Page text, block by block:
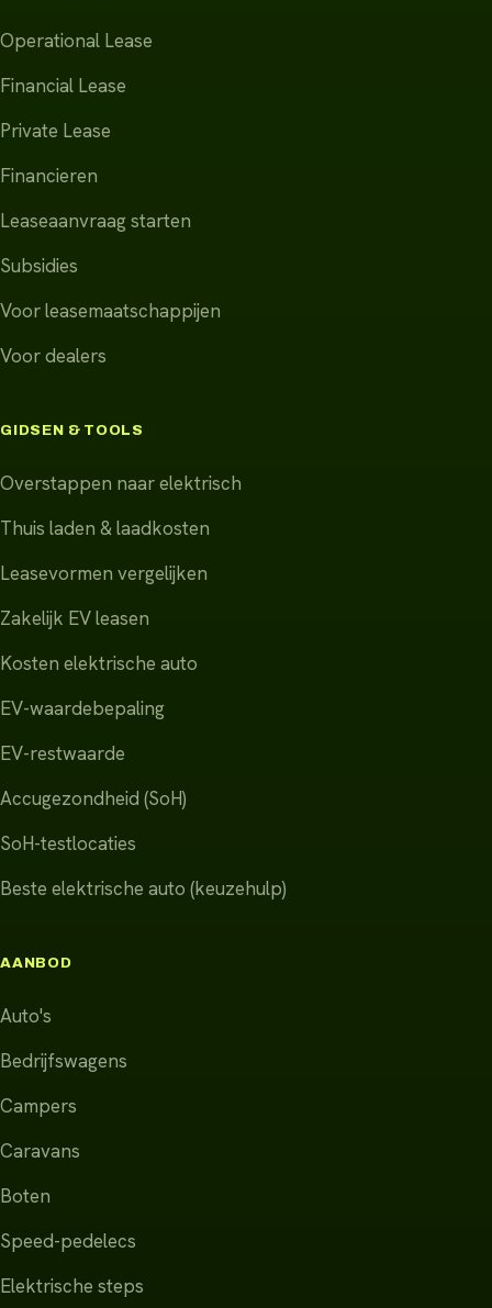
Operational Lease
Financial Lease
Private Lease
Financieren
Leaseaanvraag starten
Subsidies
Voor leasemaatschappijen
Voor dealers
GIDSEN & TOOLS
Overstappen naar elektrisch
Thuis laden & laadkosten
Leasevormen vergelijken
Zakelijk EV leasen
Kosten elektrische auto
EV-waardebepaling
EV-restwaarde
Accugezondheid (SoH)
SoH-testlocaties
Beste elektrische auto (keuzehulp)
AANBOD
Auto's
Bedrijfswagens
Campers
Caravans
Boten
Speed-pedelecs
Elektrische steps